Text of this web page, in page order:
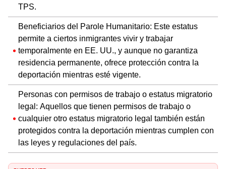
TPS.
Beneficiarios del Parole Humanitario: Este estatus
permite a ciertos inmigrantes vivir y trabajar
temporalmente en EE. UU., y aunque no garantiza
residencia permanente, ofrece protección contra la
deportación mientras esté vigente.
Personas con permisos de trabajo o estatus migratorio
legal: Aquellos que tienen permisos de trabajo o
cualquier otro estatus migratorio legal también están
protegidos contra la deportación mientras cumplen con
las leyes y regulaciones del país.